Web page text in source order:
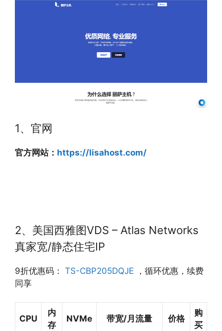
1、官网
官方网站： https://lisahost.com/
2、美国西雅图VDS – Atlas Networks
真家宽/静态住宅IP
9折优惠码： TS-CBP205DQJE ，循环优惠，续费
同享
CPU
内
存
NVMe 带宽/月流量 价格
购
买